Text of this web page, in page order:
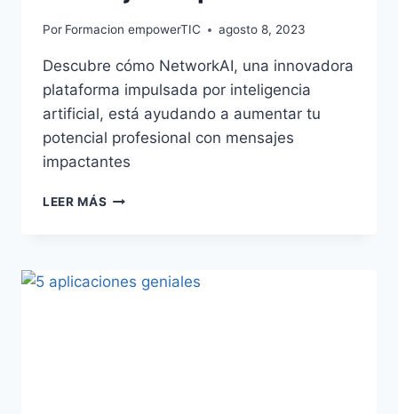
Por Formacion empowerTIC agosto 8, 2023
Descubre cómo NetworkAI, una innovadora
plataforma impulsada por inteligencia
artificial, está ayudando a aumentar tu
potencial profesional con mensajes
impactantes
LEER MÁS